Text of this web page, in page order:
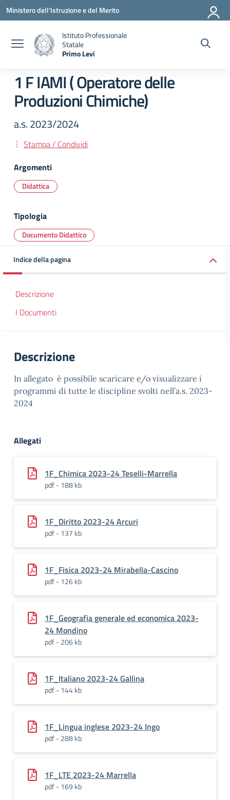
Vai ai contenuti
Vai al menu di navigazione
Vai al footer
Ministero dell'Istruzione e del Merito
Istituto Professionale
Statale
Primo Levi
1 F IAMI ( Operatore delle
Produzioni Chimiche)
a.s. 2023/2024
Stampa / Condividi
Argomenti
Didattica
Tipologia
Documento Didattico
Indice della pagina
Descrizione
I Documenti
Descrizione
In allegato è possibile scaricare e/o visualizzare i
programmi di tutte le discipline svolti nell’a.s. 2023-
2024
Allegati
1F_Chimica 2023-24 Teselli-Marrella
pdf - 188 kb
1F_Diritto 2023-24 Arcuri
pdf - 137 kb
1F_Fisica 2023-24 Mirabella-Cascino
pdf - 126 kb
1F_Geografia generale ed economica 2023-
24 Mondino
pdf - 206 kb
1F_Italiano 2023-24 Gallina
pdf - 144 kb
1F_Lingua inglese 2023-24 Ingo
pdf - 288 kb
1F_LTE 2023-24 Marrella
pdf - 169 kb